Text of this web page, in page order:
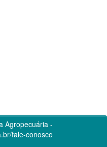
Agropecuária -
fale-conosco